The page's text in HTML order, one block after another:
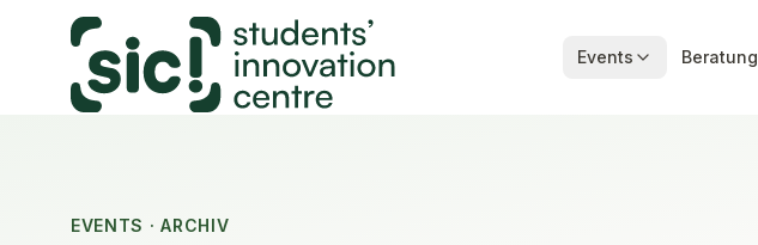
Events Beratung
EVENTS · ARCHIV